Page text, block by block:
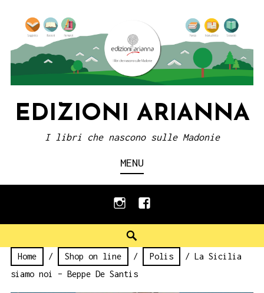
content
EDIZIONI ARIANNA
I libri che nascono sulle Madonie
MENU
instagramfacebook
Home / Shop on line / Polis
/ La Sicilia
siamo noi – Beppe De Santis